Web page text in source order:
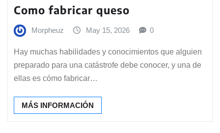
Como fabricar queso
Morpheuz May 15, 2026 0
Hay muchas habilidades y conocimientos que alguien
preparado para una catástrofe debe conocer, y una de
ellas es cómo fabricar…
MÁS INFORMACIÓN